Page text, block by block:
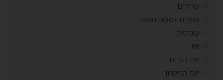
טיזרים
טיפים לסטודנטים
טנזניה
יויו
יום הורים
יום הזיכרון